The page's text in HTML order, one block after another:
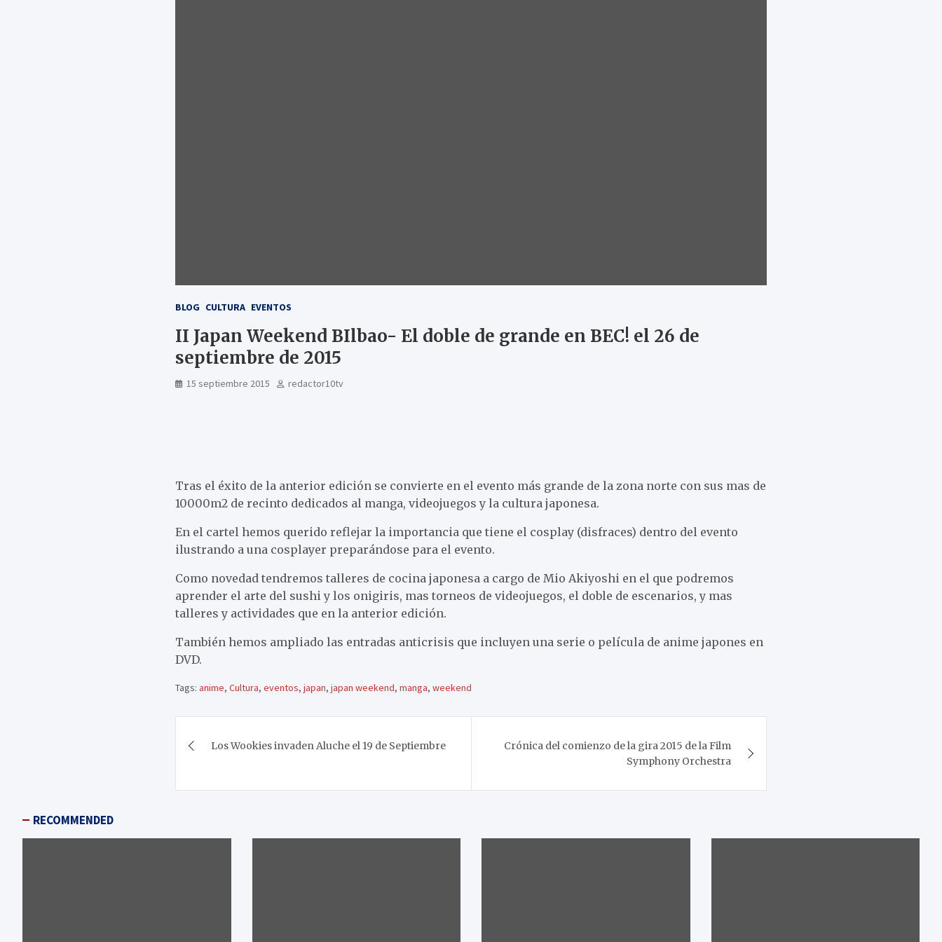
BLOG CULTURA EVENTOS
II Japan Weekend BIlbao- El doble de grande en BEC! el 26 de
septiembre de 2015
15 septiembre 2015 redactor10tv
Tras el éxito de la anterior edición se convierte en el evento más grande de la zona norte con sus mas de
10000m2 de recinto dedicados al manga, videojuegos y la cultura japonesa.
En el cartel hemos querido reflejar la importancia que tiene el cosplay (disfraces) dentro del evento
ilustrando a una cosplayer preparándose para el evento.
Como novedad tendremos talleres de cocina japonesa a cargo de Mio Akiyoshi en el que podremos
aprender el arte del sushi y los onigiris, mas torneos de videojuegos, el doble de escenarios, y mas
talleres y actividades que en la anterior edición.
También hemos ampliado las entradas anticrisis que incluyen una serie o película de anime japones en
DVD.
Tags: anime,Cultura,eventos,japan,japan weekend,manga,weekend
de
entradas
Los Wookies invaden Aluche el 19 de Septiembre
Crónica del comienzo de la gira 2015 de la Film
Symphony Orchestra
RECOMMENDED